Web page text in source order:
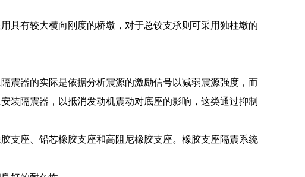
具有较大横向刚度的桥墩，对于总铰支承则可采用独柱墩的
震器的实际是依据分析震源的激励信号以减弱震源强度，而
装隔震器，以抵消发动机震动对底座的影响，这类通过抑制
支座、铅芯橡胶支座和高阻尼橡胶支座。橡胶支座隔震系统